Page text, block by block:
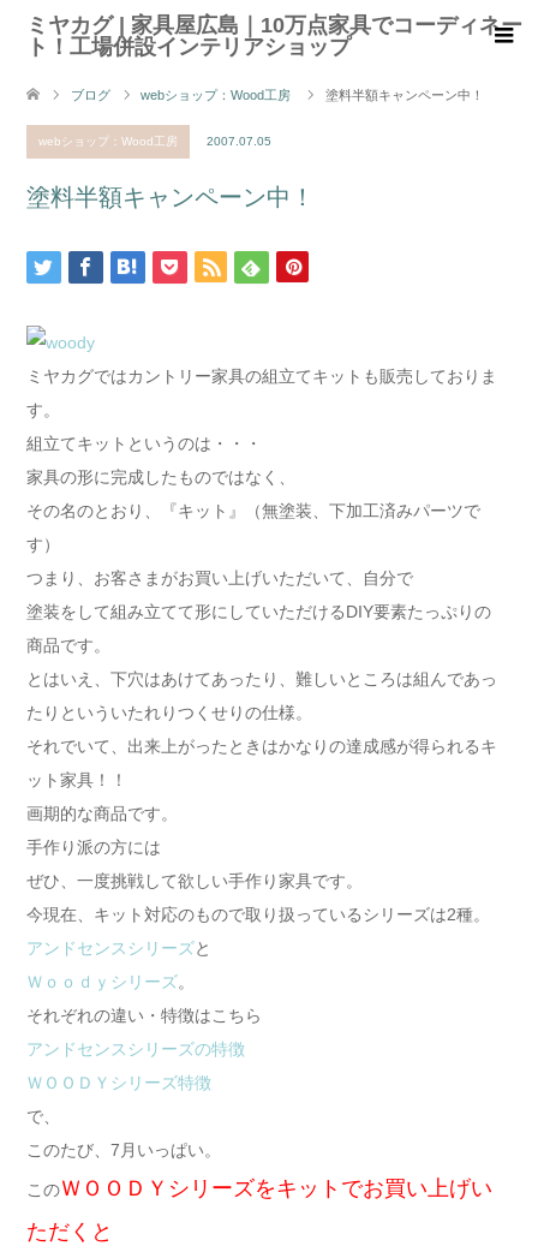
ミヤカグ | 家具屋広島｜10万点家具でコーディネー
ト！工場併設インテリアショップ
ブログ webショップ：Wood工房 塗料半額キャンペーン中！
webショップ：Wood工房 2007.07.05
塗料半額キャンペーン中！
ミヤカグではカントリー家具の組立てキットも販売しておりま
す。
組立てキットというのは・・・
家具の形に完成したものではなく、
その名のとおり、『キット』（無塗装、下加工済みパーツで
す）
つまり、お客さまがお買い上げいただいて、自分で
塗装をして組み立てて形にしていただけるDIY要素たっぷりの
商品です。
とはいえ、下穴はあけてあったり、難しいところは組んであっ
たりといういたれりつくせりの仕様。
それでいて、出来上がったときはかなりの達成感が得られるキ
ット家具！！
画期的な商品です。
手作り派の方には
ぜひ、一度挑戦して欲しい手作り家具です。
今現在、キット対応のもので取り扱っているシリーズは2種。
アンドセンスシリーズと
Ｗｏｏｄｙシリーズ。
それぞれの違い・特徴はこちら
アンドセンスシリーズの特徴
ＷＯＯＤＹシリーズ特徴
で、
このたび、7月いっぱい。
このＷＯＯＤＹシリーズをキットでお買い上げい
ただくと